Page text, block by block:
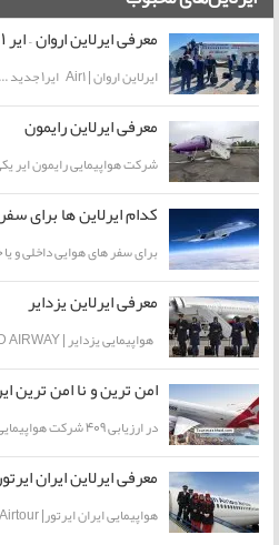
معرفی ایرلاین اروان – ایر 1
ایرلاین اروان | Air1 ایر1 جدید ...
معرفی ایرلاین‌ رایمون
شرکت هواپیمایی رایمون ایر
کدام ایرلاین ها برای
برای سفر های هوایی داخلی و
معرفی ایرلاین یزدایر
هواپیمایی یزدایر | YAZD AIRWAY ...
امن ترین و نا امن ترین
در ارزیابی 409 شرکت هواپیمایی بزرگ که ...
معرفی ایرلاین ایران
هواپیمایی ایران ایرتور| Iran Airtour ...